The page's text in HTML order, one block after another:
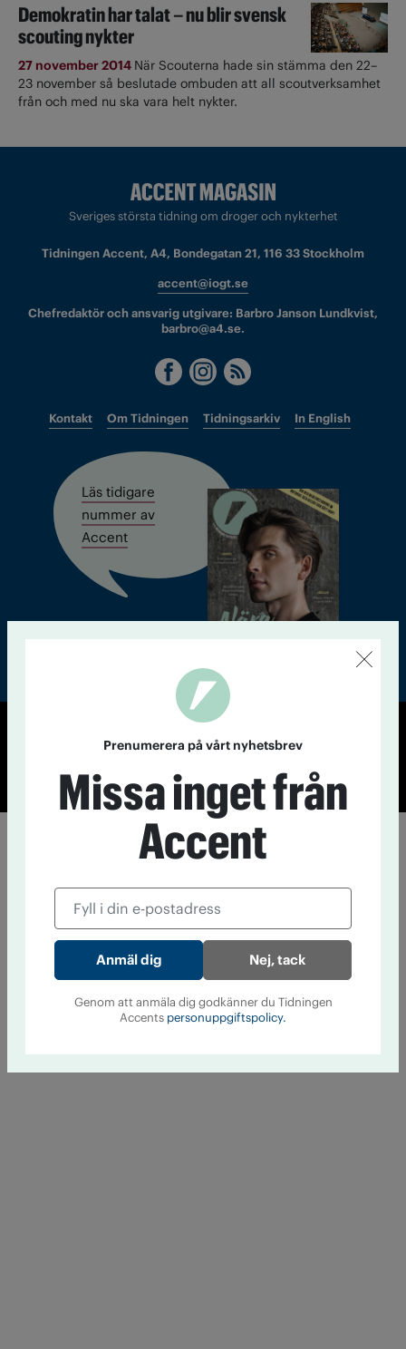
Demokratin har talat – nu blir svensk
scouting nykter
27 november 2014 När Scouterna hade sin stämma den 22–
23 november så beslutade ombuden att all scoutverksamhet
från och med nu ska vara helt nykter.
Sveriges största tidning om droger och nykterhet
Tidningen Accent, A4, Bondegatan 21, 116 33 Stockholm
accent@iogt.se
Chefredaktör och ansvarig utgivare: Barbro Janson Lundkvist,
barbro@a4.se.
Kontakt Om Tidningen Tidningsarkiv In English
Läs tidigare
nummer av
Accent
© Tidningen Accent 2026
Prenumerera på vårt nyhetsbrev
Missa inget från
Accent
Nej, tack
Genom att anmäla dig godkänner du Tidningen
Accents personuppgiftspolicy.